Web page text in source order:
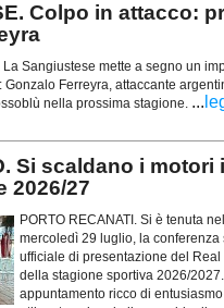
Colpo in attacco:
La Sangiustese mette a segno un
Ferreyra, attaccante
nella prossima stagione. ...
Si scaldano i motori
2026/27
PORTO RECANATI. Si è tenuta
mercoledì 29 luglio, la conferenza
ufficiale di presentazione del Real
della stagione sportiva 2026/
appuntamento ricco di entusiasmo